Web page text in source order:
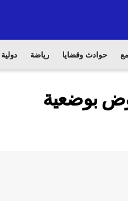
حوادث وقضايا رياضة دولية
بوضعية